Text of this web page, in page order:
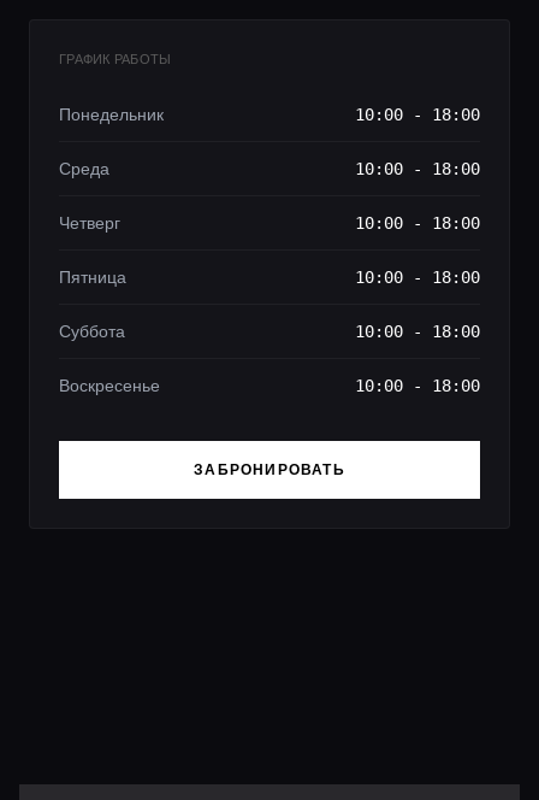
ГРАФИК РАБОТЫ
Понедельник 10:00 - 18:00
Среда 10:00 - 18:00
Четверг 10:00 - 18:00
Пятница 10:00 - 18:00
Суббота 10:00 - 18:00
Воскресенье 10:00 - 18:00
ЗАБРОНИРОВАТЬ